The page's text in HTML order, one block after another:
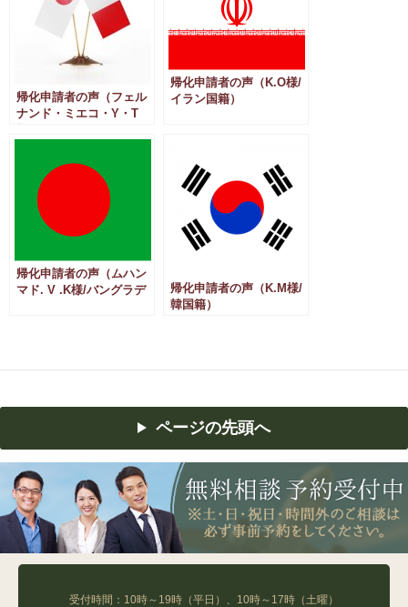
帰化申請者の声（フェル
ナンド・ミエコ・Y・T
帰化申請者の声（K.O様/
イラン国籍）
帰化申請者の声（ムハン
マド. V .K様/バングラデ
帰化申請者の声（K.M様/
韓国籍）
ページの先頭へ
受付時間：10時～19時（平日）、10時～17時（土曜）